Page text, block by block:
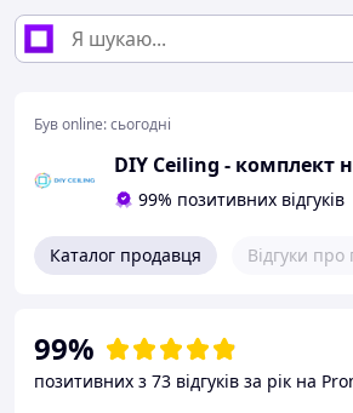
Був online:сьогодні
99% позитивних відгуків
Каталог продавця Відгуки
99%
позитивних з 73 відгуків за рік на